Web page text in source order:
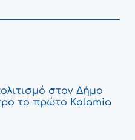
στον Δήμο
το πρώτο Kalamia